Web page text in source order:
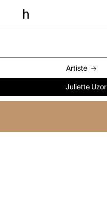
h
Artiste
Juliette Uzor